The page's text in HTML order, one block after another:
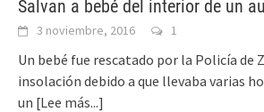
Salvan a bebé del interior de un
3 noviembre, 2016 1
Un bebé fue rescatado por la Policía de
insolación debido a que llevaba varias
un [Lee más...]